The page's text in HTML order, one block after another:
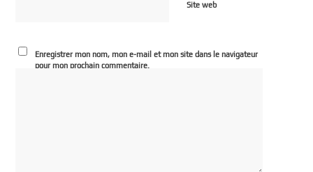
Site web
Enregistrer mon nom, mon e-mail et mon site dans le navigateur
pour mon prochain commentaire.